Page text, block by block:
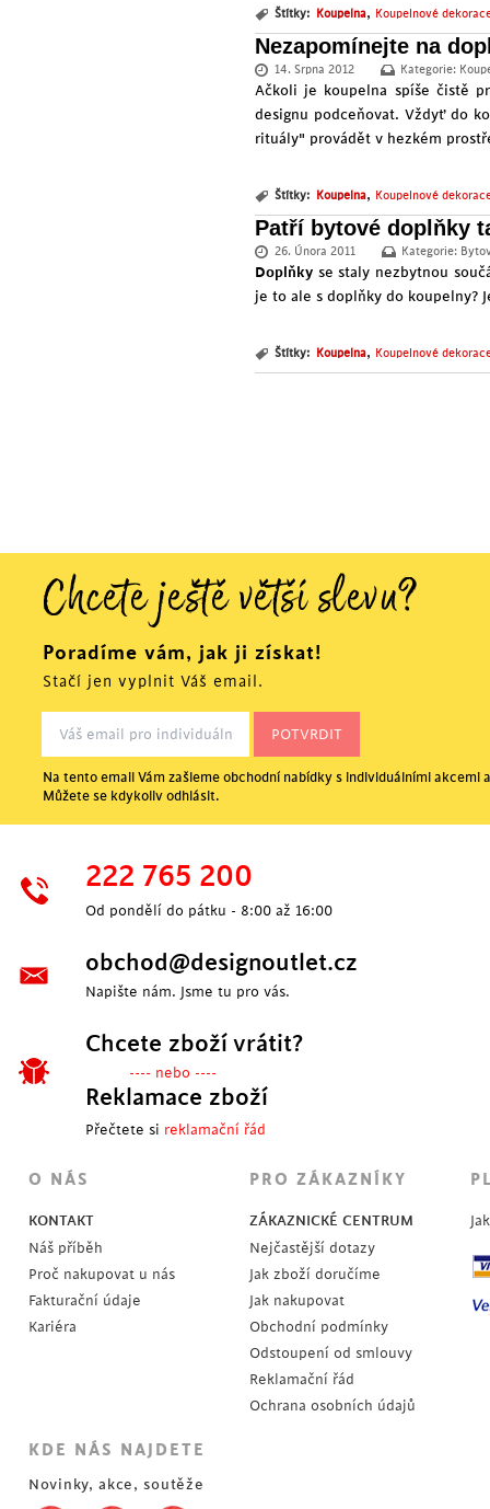
Štítky: Koupelna, Koupelnové
Nezapomínejte na
14. Srpna 2012 Kategorie:
Ačkoli je koupelna spíše čistě
designu podceňovat. Vždyť do
rituály" provádět v hezkém
Štítky: Koupelna, Koupelnové
Patří bytové doplňky
26. Února 2011 Kategorie:
Doplňky se staly nezbytnou
je to ale s doplňky do koupelny?
Štítky: Koupelna, Koupelnové
Chcete ještě větší slevu?
Poradíme vám, jak ji získat!
Stačí jen vyplnit Váš email.
Na tento email Vám zašleme obchodní nabídky s individuálními akcemi
Můžete se kdykoliv odhlásit.
222 765 200
Od pondělí do pátku - 8:00 až 16:00
obchod@designoutlet.cz
Napište nám. Jsme tu pro vás.
Chcete zboží vrátit?
---- nebo ----
Reklamace zboží
Přečtete si reklamační řád
O NÁS
KONTAKT
Náš příběh
Proč nakupovat u nás
Fakturační údaje
Kariéra
PRO ZÁKAZNÍKY
ZÁKAZNICKÉ CENTRUM
Nejčastější dotazy
Jak zboží doručíme
Jak nakupovat
Obchodní podmínky
Odstoupení od smlouvy
Reklamační řád
Ochrana osobních údajů
KDE NÁS NAJDETE
Novinky, akce, soutěže